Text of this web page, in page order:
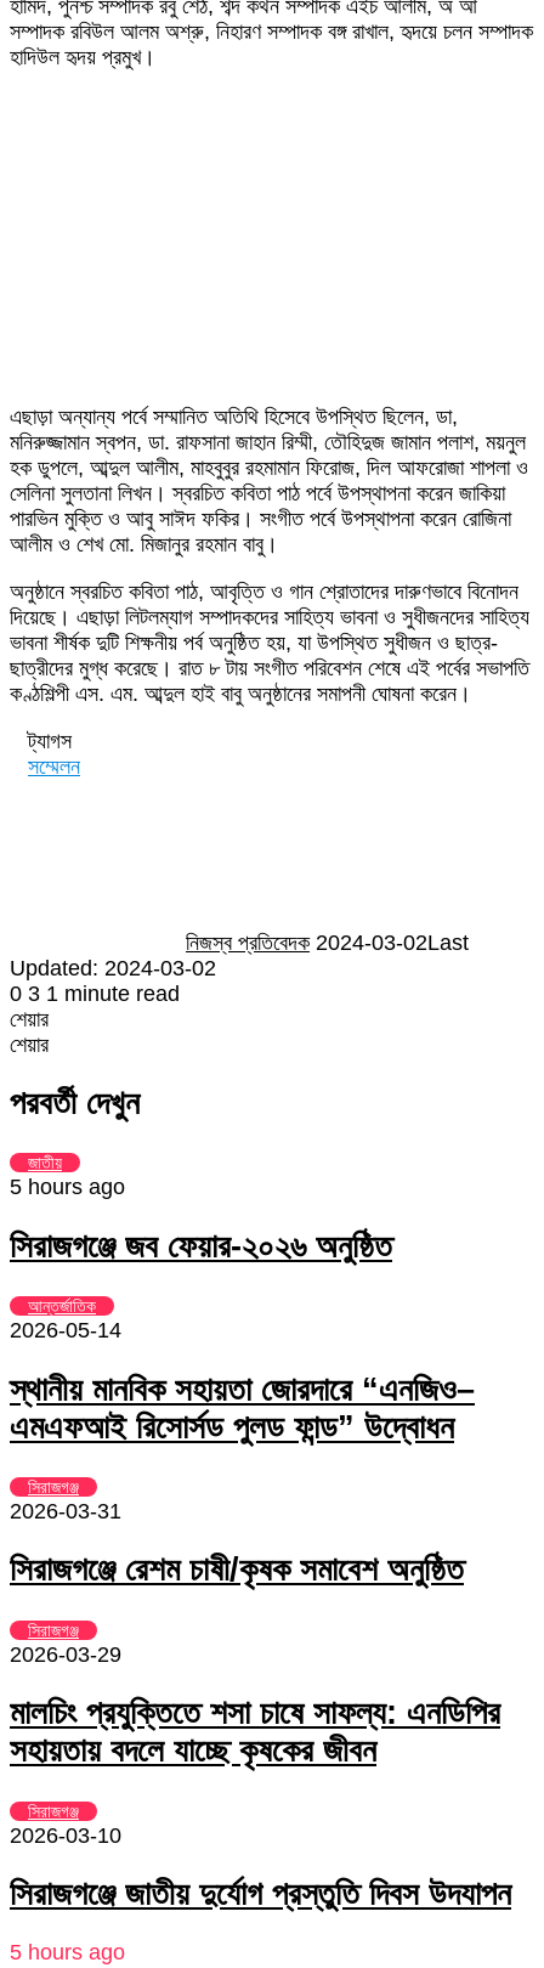
হামিদ, পুনশ্চ সম্পাদক রবু শেঠ, শব্দ কথন সম্পাদক এইচ আলীম, অ আ
সম্পাদক রবিউল আলম অশ্রু, নিহারণ সম্পাদক বঙ্গ রাখাল, হৃদয়ে চলন সম্পাদক
হাদিউল হৃদয় প্রমুখ।
এছাড়া অন্যান্য পর্বে সম্মানিত অতিথি হিসেবে উপস্থিত ছিলেন, ডা,
মনিরুজ্জামান স্বপন, ডা. রাফসানা জাহান রিম্মী, তৌহিদুজ জামান পলাশ, ময়নুল
হক ডুপলে, আব্দুল আলীম, মাহবুবুর রহমামান ফিরোজ, দিল আফরোজা শাপলা ও
সেলিনা সুলতানা লিখন। স্বরচিত কবিতা পাঠ পর্বে উপস্থাপনা করেন জাকিয়া
পারভিন মুক্তি ও আবু সাঈদ ফকির। সংগীত পর্বে উপস্থাপনা করেন রোজিনা
আলীম ও শেখ মো. মিজানুর রহমান বাবু।
অনুষ্ঠানে স্বরচিত কবিতা পাঠ, আবৃত্তি ও গান শ্রোতাদের দারুণভাবে বিনোদন
দিয়েছে। এছাড়া লিটলম্যাগ সম্পাদকদের সাহিত্য ভাবনা ও সুধীজনদের সাহিত্য
ভাবনা শীর্ষক দুটি শিক্ষনীয় পর্ব অনুষ্ঠিত হয়, যা উপস্থিত সুধীজন ও ছাত্র-
ছাত্রীদের মুগ্ধ করেছে। রাত ৮ টায় সংগীত পরিবেশন শেষে এই পর্বের সভাপতি
কণ্ঠশিল্পী এস. এম. আব্দুল হাই বাবু অনুষ্ঠানের সমাপনী ঘোষনা করেন।
ট্যাগস
সম্মেলন
নিজস্ব প্রতিবেদক 2024-03-02Last
Updated: 2024-03-02
0 3 1 minute read
শেয়ার
Facebook
Twitter
LinkedIn
Skype
Messenger
Messenger
WhatsApp
Telegram
Share
Email
প্রিন্ট
শেয়ার
via
Email
পরবর্তী দেখুন
জাতীয়
5 hours ago
সিরাজগঞ্জে জব ফেয়ার-২০২৬ অনুষ্ঠিত
আন্তর্জাতিক
2026-05-14
স্থানীয় মানবিক সহায়তা জোরদারে “এনজিও–
এমএফআই রিসোর্সড পুলড ফান্ড” উদ্বোধন
সিরাজগঞ্জ
2026-03-31
সিরাজগঞ্জে রেশম চাষী/কৃষক সমাবেশ অনুষ্ঠিত
সিরাজগঞ্জ
2026-03-29
মালচিং প্রযুক্তিতে শসা চাষে সাফল্য: এনডিপির
সহায়তায় বদলে যাচ্ছে কৃষকের জীবন
সিরাজগঞ্জ
2026-03-10
সিরাজগঞ্জে জাতীয় দুর্যোগ প্রস্তুতি দিবস উদযাপন
5 hours ago